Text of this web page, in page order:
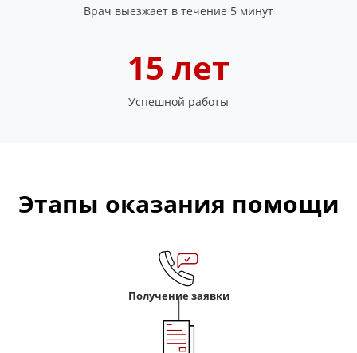
Врач выезжает в течение 5 минут
15 лет
Успешной работы
Этапы оказания помощи
Получение заявки